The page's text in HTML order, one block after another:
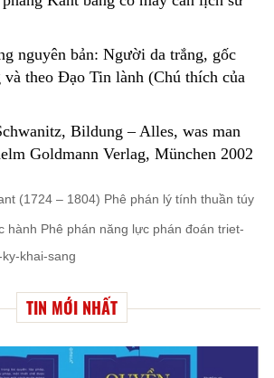
nguyên bản: Người da trắng, gốc
theo Đạo Tin lành (Chú thích của
Bildung – Alles, was man
Goldmann Verlag, München 2002
(1724 – 1804) Phê phán lý tính thuần túy
hành Phê phán năng lực phán đoán triet-
khai-sang
TIN MỚI NHẤT